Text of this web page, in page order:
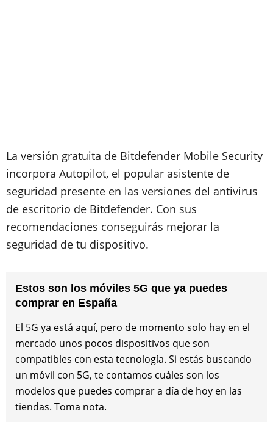
La versión gratuita de Bitdefender Mobile Security
incorpora Autopilot, el popular asistente de
seguridad presente en las versiones del antivirus
de escritorio de Bitdefender. Con sus
recomendaciones conseguirás mejorar la
seguridad de tu dispositivo.
Estos son los móviles 5G que ya puedes
comprar en España
El 5G ya está aquí, pero de momento solo hay en el
mercado unos pocos dispositivos que son
compatibles con esta tecnología. Si estás buscando
un móvil con 5G, te contamos cuáles son los
modelos que puedes comprar a día de hoy en las
tiendas. Toma nota.